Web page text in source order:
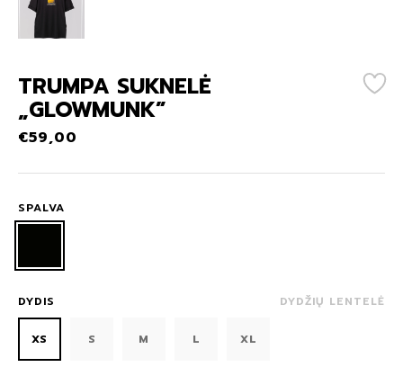
TRUMPA SUKNELĖ
„GLOWMUNK”
€59,00
SPALVA
DYDIS DYDŽIŲ LENTELĖ
XS S M L XL